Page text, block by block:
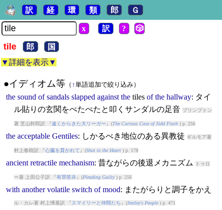
訳 経 環 類 郎 Ｇ
x 訳 ? 🎲
tile 郎
国
▼詳細を表示▼
●イディオム等（ ↑単語追加で絞り込み）
the sound of sandals slapped against the tiles of the hallway: タイ
ル貼りの玄関をぺたぺたと叩くサンダルの足音 プリンプトン
著 芝山幹郎訳 『遠くからきた大リーガー 』(The Curious Case of Sidd Finch) p. 256
the acceptable Gentiles: しかるべき地位のある異教徒 ギルモア著
村上春樹訳 『心臓を貫かれて 』(Shot in the Heart) p. 178
ancient retractile mechanism: 昔ながらの後退メカニズム トゥロ
ー著 上田公子訳 『有罪答弁』(Pleading Guilty) p. 256
with another volatile switch of mood: またがらりと調子をかえ
ル・カレ著 村上博基訳 『スマイリーと仲間たち 』(Smiley's People) p. 471